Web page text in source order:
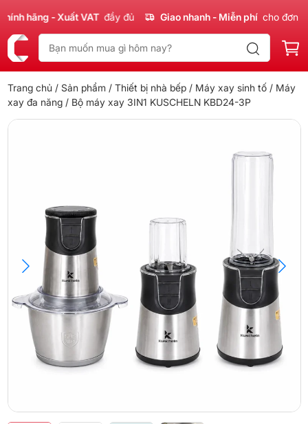
hãng - Xuất VAT đầy đủ Giao nhanh - Miễn phí cho đơn
Trang chủ / Sản phẩm / Thiết bị nhà bếp/ Máy xay sinh tố/ Máy
xay đa năng/ Bộ máy xay 3IN1 KUSCHELN KBD24-3P